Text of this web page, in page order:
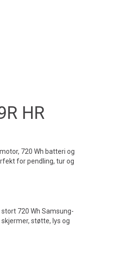
HR
720 Wh batteri og
for pendling, tur og
720 Wh Samsung-
støtte, lys og